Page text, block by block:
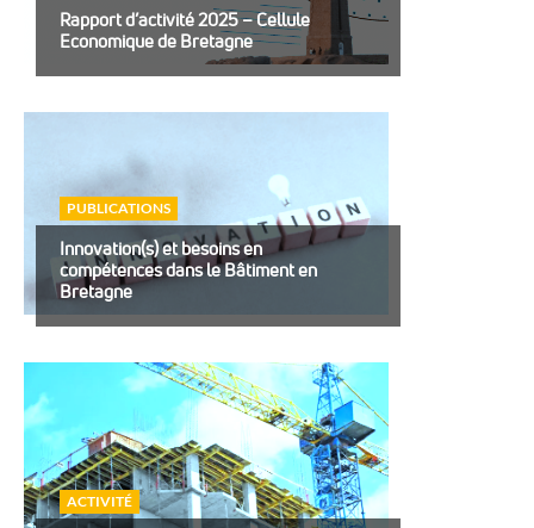
Rapport d’activité 2025 – Cellule
Economique de Bretagne
PUBLICATIONS
Innovation(s) et besoins en
compétences dans le Bâtiment en
Bretagne
ACTIVITÉ